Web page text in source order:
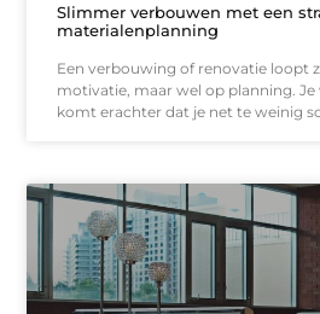
Slimmer verbouwen met een
materialenplanning
Een verbouwing of renovatie loopt
motivatie, maar wel op planning.
komt erachter dat je net te weinig